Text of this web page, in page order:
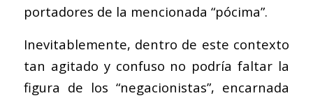
portadores de la mencionada “pócima”.
Inevitablemente, dentro de este contexto
tan agitado y confuso no podría faltar la
figura de los “negacionistas”, encarnada